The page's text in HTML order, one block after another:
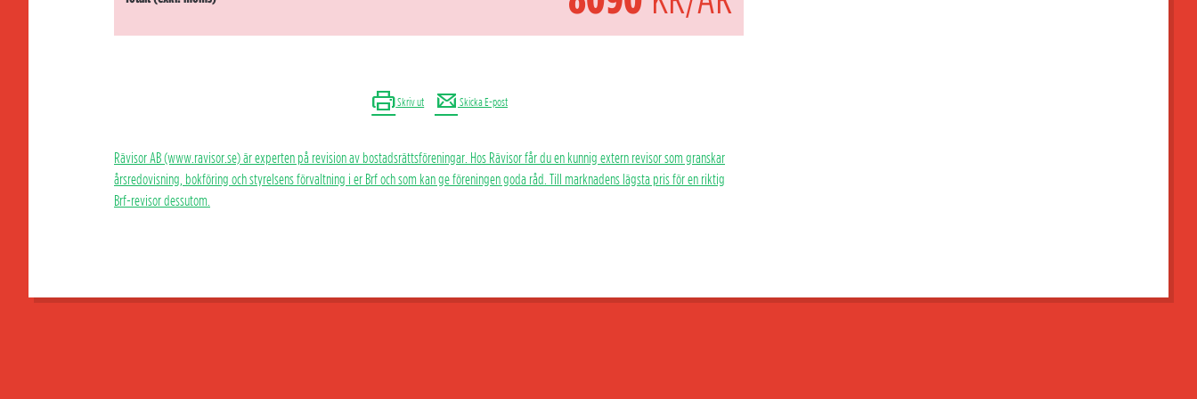
Skriv ut Skicka E-post
Rävisor AB (www.ravisor.se) är experten på revision av bostadsrättsföreningar. Hos Rävisor får du en kunnig extern revisor som granskar
årsredovisning, bokföring och styrelsens förvaltning i er Brf och som kan ge föreningen goda råd. Till marknadens lägsta pris för en riktig
Brf-revisor dessutom.